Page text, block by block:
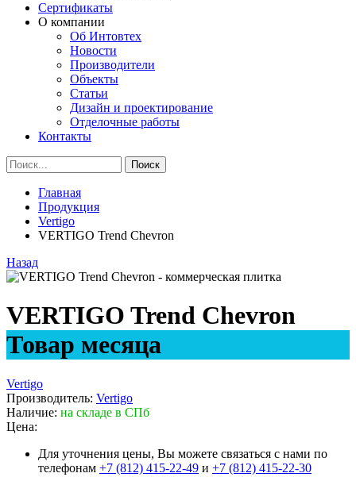
Сертификаты
О компании
Об Интовтех
Новости
Производители
Объекты
Статьи
Дизайн и проектирование
Отделочные работы
Контакты
Главная
Продукция
Vertigo
VERTIGO Trend Chevron
Назад
VERTIGO Trend Chevron
Товар месяца
Vertigo
Производитель: Vertigo
Наличие: на складе в СПб
Цена:
Для уточнения цены, Вы можете связаться с нами по
телефонам +7 (812) 415-22-49 и +7 (812) 415-22-30